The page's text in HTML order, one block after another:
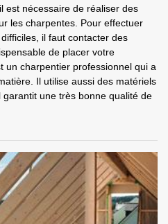
est nécessaire de réaliser des
les charpentes. Pour effectuer
il faut contacter des
de placer votre
un charpentier professionnel qui a
Il utilise aussi des matériels
une très bonne qualité de